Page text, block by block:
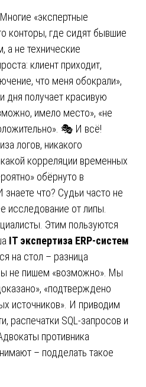
«экспертные
конторы, где сидят бывшие
не технические
клиент приходит,
что меня обокрали»,
дня получает красивую
имело место», «не
🎭 И всё!
логов, никакого
корреляции временных
обёрнуто в
что? Судьи часто не
исследование от липы.
Этим пользуются
IT экспертиза ERP-систем
на стол – разница
не пишем «возможно». Мы
«подтверждено
источников». И приводим
распечатки SQL-запросов и
противника
– подделать такое